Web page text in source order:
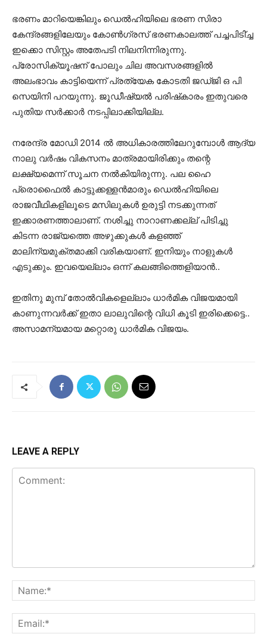
ഭരണം മാറിയെങ്കിലും ഡെല്‍ഹിയിലെ ഭരണ സിരാ
കേന്ദ്രങ്ങളിലേയും കോണ്‍ഗ്രസ് ഭരണകാലത്ത് പച്ചപിടി്ച്ച
ഇക്കൊ സിസ്റ്റം അതേപടി നിലനിന്നിരുന്നു.
പ്രോസിക്യൂഷന് പോലും ചില അവസരങ്ങളില്‍
അലംഭാവം കാട്ടിയെന്ന് പ്രത്യേക കോടതി ജഡ്ജി ഒ പി
സെയിനി പറയുന്നു. ജൂഡീഷ്യല്‍ പരിഷ്‌കാരം ഇതുവരെ
പുതിയ സര്‍ക്കാര്‍ നടപ്പിലാക്കിയില്ല.
നരേന്ദ്ര മോഡി 2014 ല്‍ അധികാരത്തിലേറുമ്പോള്‍ ആദ്യ
നാലു വര്‍ഷം വികസനം മാത്രമായിരിക്കും തന്റെ
ലക്ഷ്യമെന്ന് സൂചന നല്‍കിയിരുന്നു. പല ഹൈ
പ്രൊഫൈല്‍ കാട്ടുക്കള്ളന്‍മാരും ഡെല്‍ഹിയിലെ
രാജവീഥികളിലൂടെ മസിലുകള്‍ ഉരുട്ടി നടക്കുന്നത്
ഇക്കാരണത്താലാണ്. നശിച്ചു നാറാണക്കല്ല് പിടിച്ചു
കിടന്ന രാജ്യത്തെ അഴുക്കുകള്‍ കളഞ്ഞ്
മാലിന്യമുക്തമാക്കി വരികയാണ്. ഇനിയും നാളുകള്‍
എടുക്കും. ഇവയെല്ലാം ഒന്ന് കലങ്ങിത്തെളിയാന്‍..
ഇതിനു മുമ്പ് തോല്‍വികളെല്ലാം ധാര്‍മിക വിജയമായി
കാണുന്നവര്‍ക്ക് ഇതാ ലാലുവിന്റെ വിധി കൂടി ഇരിക്കെട്ടെ..
അസാമന്യമായ മറ്റൊരു ധാര്‍മിക വിജയം.
LEAVE A REPLY